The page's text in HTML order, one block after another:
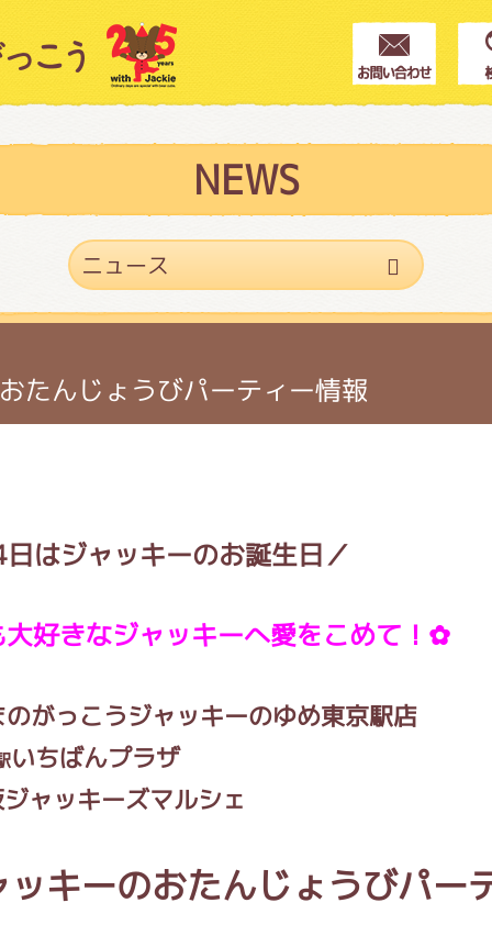
NEWS
たんじょうびパーティー情報
はジャッキーのお誕生日／
好きなジャッキーへ愛をこめて！✿
がっこうジャッキーのゆめ東京駅店
いちばんプラザ
ャッキーズマルシェ
キーのおたんじょうびパー
ター紹介
ブログ
家紹介
ンフォメーション
みコンテンツ(クイズ・AR・診断・占
ッキーズ！